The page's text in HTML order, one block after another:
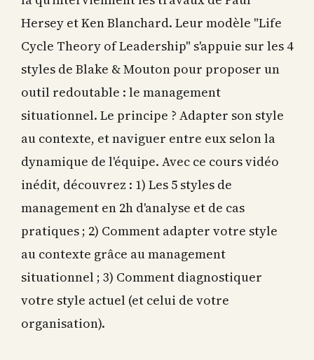
Hersey et Ken Blanchard. Leur modèle "Life
Cycle Theory of Leadership" s'appuie sur les 4
styles de Blake & Mouton pour proposer un
outil redoutable : le management
situationnel. Le principe ? Adapter son style
au contexte, et naviguer entre eux selon la
dynamique de l'équipe. Avec ce cours vidéo
inédit, découvrez : 1) Les 5 styles de
management en 2h d'analyse et de cas
pratiques ; 2) Comment adapter votre style
au contexte grâce au management
situationnel ; 3) Comment diagnostiquer
votre style actuel (et celui de votre
organisation).